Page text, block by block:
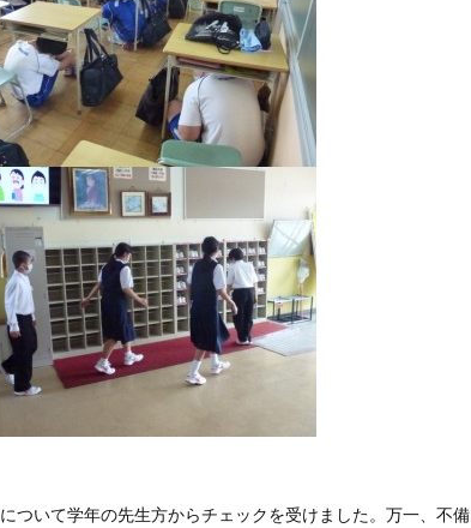
ついて学年の先生方からチェックを受けました。万一、不備